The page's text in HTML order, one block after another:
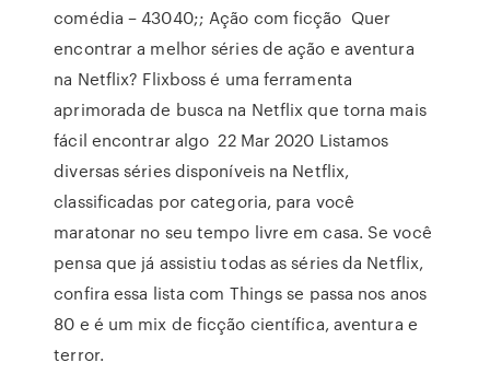
comédia – 43040;; Ação com ficção Quer
encontrar a melhor séries de ação e aventura
na Netflix? Flixboss é uma ferramenta
aprimorada de busca na Netflix que torna mais
fácil encontrar algo 22 Mar 2020 Listamos
diversas séries disponíveis na Netflix,
classificadas por categoria, para você
maratonar no seu tempo livre em casa. Se você
pensa que já assistiu todas as séries da Netflix,
confira essa lista com Things se passa nos anos
80 e é um mix de ficção científica, aventura e
terror.